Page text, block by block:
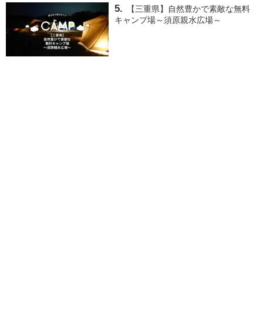
【三重県】自然豊かで素敵な無料
キャンプ場～須原親水広場～